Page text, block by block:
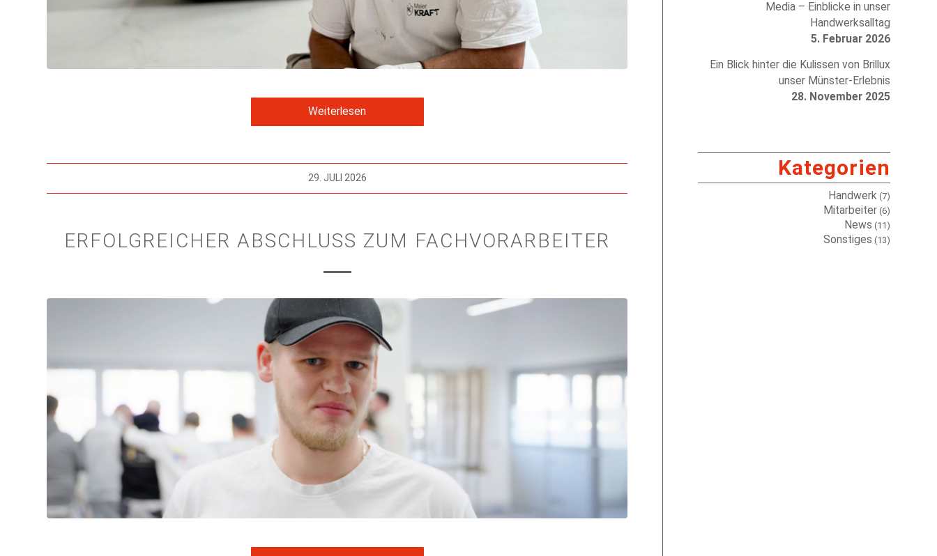
Weiterlesen
29. JULI 2026
ERFOLGREICHER ABSCHLUSS ZUM FACHVORARBEITER
Media – Einblicke in unser
Handwerksalltag
5. Februar 2026
Ein Blick hinter die Kulissen von Brillux
unser Münster-Erlebnis
28. November 2025
Kategorien
Handwerk (7)
Mitarbeiter (6)
News (11)
Sonstiges (13)